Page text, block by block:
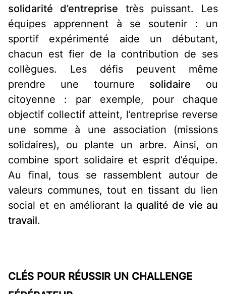
solidarité d’entreprise très puissant. Les
équipes apprennent à se soutenir : un
sportif expérimenté aide un débutant,
chacun est fier de la contribution de ses
collègues. Les défis peuvent même
prendre une tournure solidaire ou
citoyenne : par exemple, pour chaque
objectif collectif atteint, l’entreprise reverse
une somme à une association (missions
solidaires), ou plante un arbre. Ainsi, on
combine sport solidaire et esprit d’équipe.
Au final, tous se rassemblent autour de
valeurs communes, tout en tissant du lien
social et en améliorant la qualité de vie au
travail.
CLÉS POUR RÉUSSIR UN CHALLENGE